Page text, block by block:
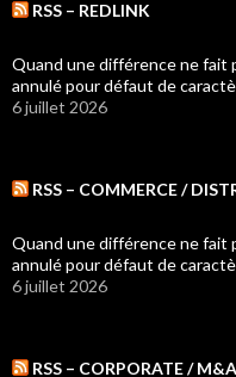
RSS – REDLINK
Quand une différence ne fait
annulé pour défaut de
6 juillet 2026
RSS – COMMERCE /
Quand une différence ne fait
annulé pour défaut de
6 juillet 2026
RSS – CORPORATE / M&A